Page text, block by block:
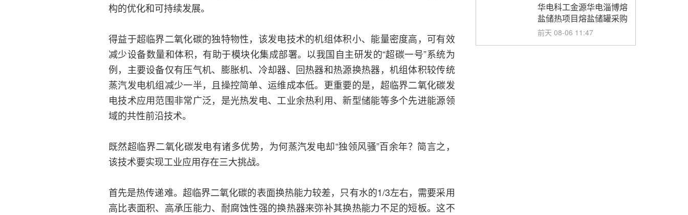
构的优化和可持续发展。
得益于超临界二氧化碳的独特物性，该发电技术的机组体积小、能量密度高，可有效
减少设备数量和体积，有助于模块化集成部署。以我国自主研发的“超碳一号”系统为
例，主要设备仅有压气机、膨胀机、冷却器、回热器和热源换热器，机组体积较传统
蒸汽发电机组减少一半，且操控简单、运维成本低。更重要的是，超临界二氧化碳发
电技术应用范围非常广泛，是光热发电、工业余热利用、新型储能等多个先进能源领
域的共性前沿技术。
既然超临界二氧化碳发电有诸多优势，为何蒸汽发电却“独领风骚”百余年？简言之，
该技术要实现工业应用存在三大挑战。
首先是热传递难。超临界二氧化碳的表面换热能力较差，只有水的1/3左右，需要采用
高比表面积、高承压能力、耐腐蚀性强的换热器来弥补其换热能力不足的短板。这不
华电科工金源华电淄博熔
盐储热项目熔盐储罐采购
前天 08-06 11:47